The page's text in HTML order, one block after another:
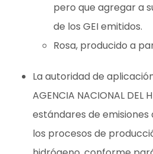
pero que agregar a
de los GEI emitidos.
Rosa, producido a
La autoridad de
AGENCIA NACIONAL DEL
estándares de emisiones
los procesos de